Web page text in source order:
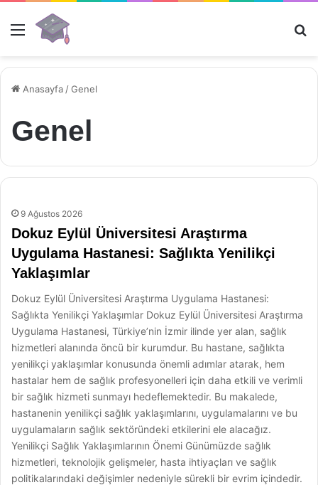
Menü
Anasayfa /Genel
Genel
9 Ağustos 2026
Dokuz Eylül Üniversitesi Araştırma
Uygulama Hastanesi: Sağlıkta Yenilikçi
Yaklaşımlar
Dokuz Eylül Üniversitesi Araştırma Uygulama Hastanesi:
Sağlıkta Yenilikçi Yaklaşımlar Dokuz Eylül Üniversitesi Araştırma
Uygulama Hastanesi, Türkiye’nin İzmir ilinde yer alan, sağlık
hizmetleri alanında öncü bir kurumdur. Bu hastane, sağlıkta
yenilikçi yaklaşımlar konusunda önemli adımlar atarak, hem
hastalar hem de sağlık profesyonelleri için daha etkili ve verimli
bir sağlık hizmeti sunmayı hedeflemektedir. Bu makalede,
hastanenin yenilikçi sağlık yaklaşımlarını, uygulamalarını ve bu
uygulamaların sağlık sektöründeki etkilerini ele alacağız.
Yenilikçi Sağlık Yaklaşımlarının Önemi Günümüzde sağlık
hizmetleri, teknolojik gelişmeler, hasta ihtiyaçları ve sağlık
politikalarındaki değişimler nedeniyle sürekli bir evrim içindedir.